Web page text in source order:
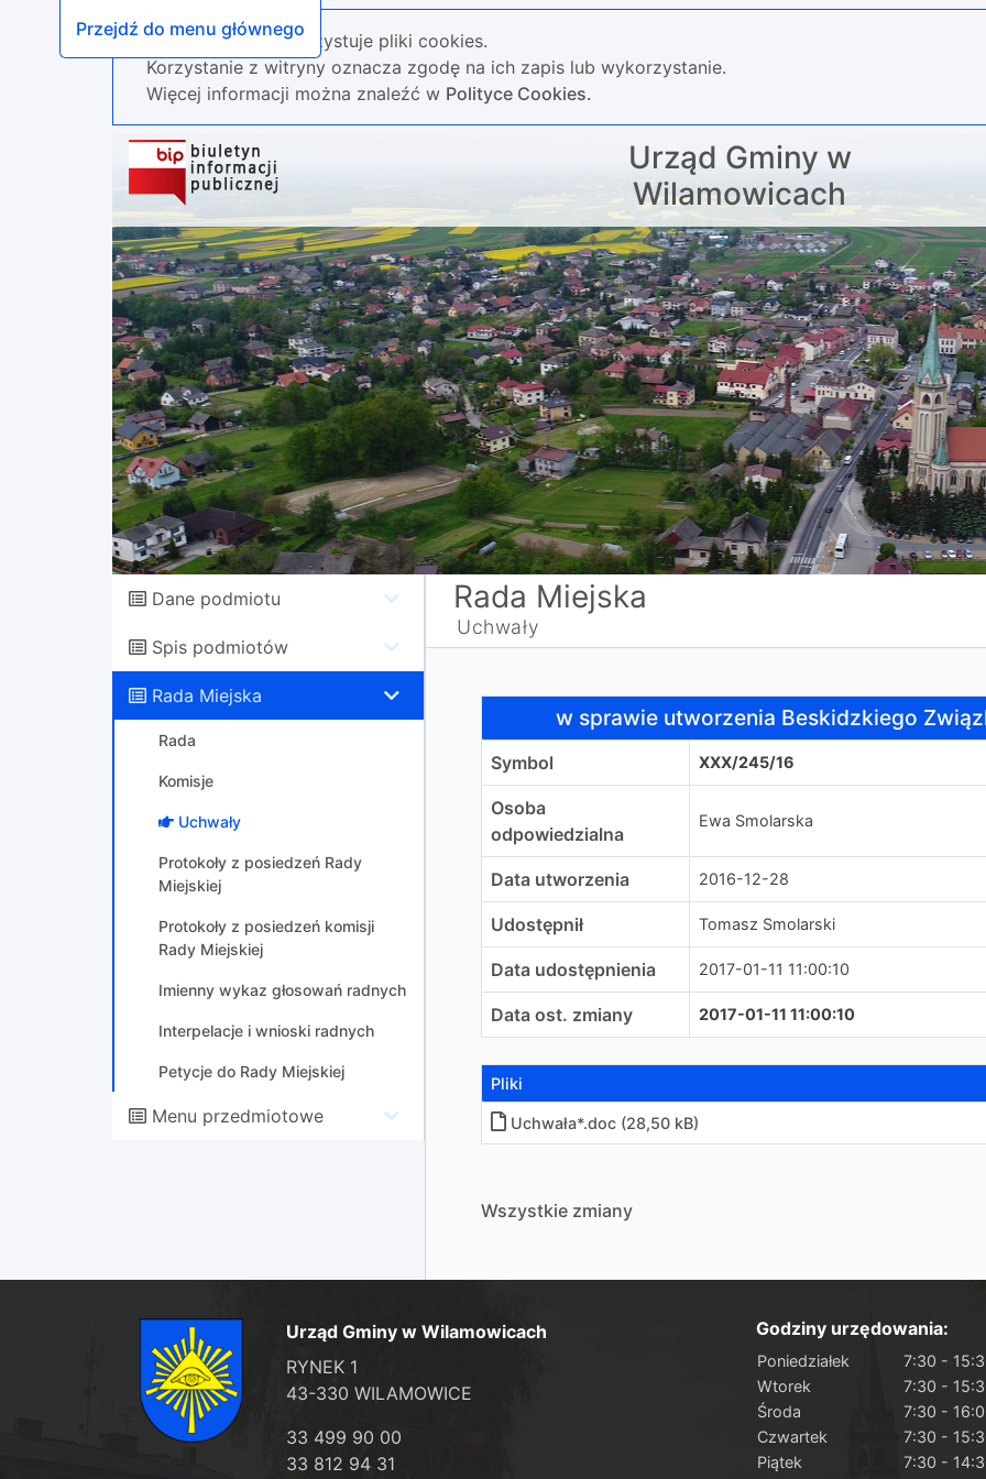
Przejdź do menu głównego
Nasza strona wykorzystuje pliki cookies.
Korzystanie z witryny oznacza zgodę na ich zapis lub wykorzystanie.
Więcej informacji można znaleźć w Polityce Cookies.
Urząd Gminy w
Wilamowicach
Dane podmiotu
Spis podmiotów
Rada Miejska
Rada
Komisje
Uchwały
Protokoły z posiedzeń Rady
Miejskiej
Protokoły z posiedzeń komisji
Rady Miejskiej
Imienny wykaz głosowań radnych
Interpelacje i wnioski radnych
Petycje do Rady Miejskiej
Menu przedmiotowe
Rada Miejska
Uchwały
w sprawie utworzenia Beskidzkiego Związku Powiatowo-
w sprawie utworzenia Beskidzkiego
Symbol XXX/245/16
Osoba
odpowiedzialna
Ewa Smolarska
Data utworzenia 2016-12-28
Udostępnił Tomasz Smolarski
Data udostępnienia 2017-01-11 11:00:10
Data ost. zmiany 2017-01-11 11:00:10
Pliki
Uchwała*.doc (28,50 kB)
Wszystkie zmiany
Urząd Gminy w Wilamowicach
RYNEK 1
43-330 WILAMOWICE
33 499 90 00
33 812 94 31
Godziny urzędowania:
Poniedziałek
7:30 -
Wtorek
7:30 -
Środa
7:30 -
Czwartek
7:30 -
Piątek
7:30 -